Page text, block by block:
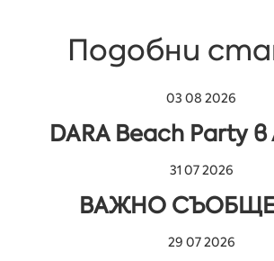
Подобни
03 08 2026
DARA Beach Party
31 07 2026
ВАЖНО
29 07 2026